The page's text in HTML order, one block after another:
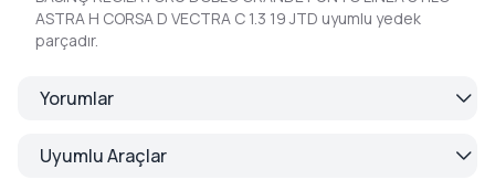
ASTRA H CORSA D VECTRA C 1.3 19 JTD uyumlu yedek
parçadır.
Yorumlar
Uyumlu Araçlar